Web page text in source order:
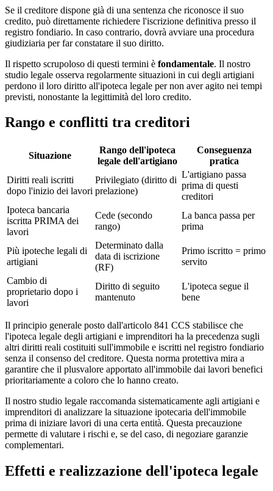
Se il creditore dispone già di una sentenza che riconosce il suo
credito, può direttamente richiedere l'iscrizione definitiva presso il
registro fondiario. In caso contrario, dovrà avviare una procedura
giudiziaria per far constatare il suo diritto.
Il rispetto scrupoloso di questi termini è fondamentale. Il nostro
studio legale osserva regolarmente situazioni in cui degli artigiani
perdono il loro diritto all'ipoteca legale per non aver agito nei tempi
previsti, nonostante la legittimità del loro credito.
Rango e conflitti tra creditori
Situazione
Rango dell'ipoteca
legale dell'artigiano
Conseguenza
pratica
Diritti reali iscritti
dopo l'inizio dei lavori
Privilegiato (diritto di
prelazione)
L'artigiano passa
prima di questi
creditori
Ipoteca bancaria
iscritta PRIMA dei
lavori
Cede (secondo
rango)
La banca passa per
prima
Più ipoteche legali di
artigiani
Determinato dalla
data di iscrizione
(RF)
Primo iscritto = primo
servito
Cambio di
proprietario dopo i
lavori
Diritto di seguito
mantenuto
L'ipoteca segue il
bene
Il principio generale posto dall'articolo 841 CCS stabilisce che
l'ipoteca legale degli artigiani e imprenditori ha la precedenza sugli
altri diritti reali costituiti sull'immobile e iscritti nel registro fondiario
senza il consenso del creditore. Questa norma protettiva mira a
garantire che il plusvalore apportato all'immobile dai lavori benefici
prioritariamente a coloro che lo hanno creato.
Il nostro studio legale raccomanda sistematicamente agli artigiani e
imprenditori di analizzare la situazione ipotecaria dell'immobile
prima di iniziare lavori di una certa entità. Questa precauzione
permette di valutare i rischi e, se del caso, di negoziare garanzie
complementari.
Effetti e realizzazione dell'ipoteca legale